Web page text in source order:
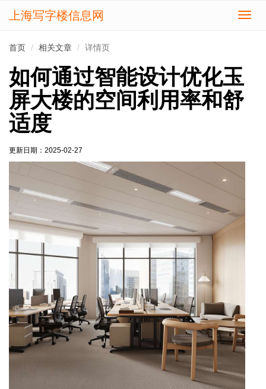
切
上海写字楼信息网
首页 相关文章 详情页
如何通过智能设计优化玉
屏大楼的空间利用率和舒
适度
更新日期： 2025-02-27